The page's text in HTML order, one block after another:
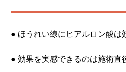
● ほうれい線にヒアルロン酸は
● 効果を実感できるのは施術直